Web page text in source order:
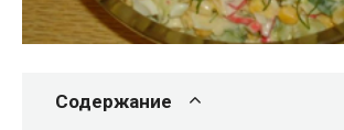
Содержание